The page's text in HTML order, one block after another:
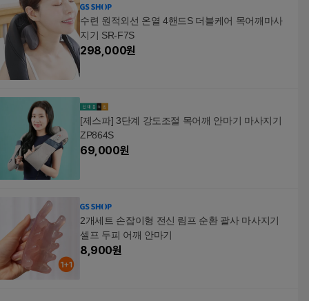
수련 원적외선 온열 4핸드S 더블케어 목어깨마사
지기 SR-F7S
298,000원
[제스파] 3단계 강도조절 목어깨 안마기 마사지기
ZP864S
69,000원
2개세트 손잡이형 전신 림프 순환 괄사 마사지기
셀프 두피 어깨 안마기
8,900원